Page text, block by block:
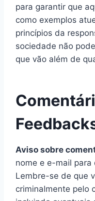
para garantir que
como exemplos
princípios da
sociedade não
que vão além de
Aviso sobre
nome e e-mail para
Lembre-se de que
criminalmente pelo